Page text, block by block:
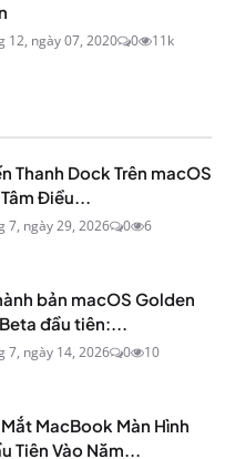
12, ngày 07, 2020 0 11k
Thanh Dock Trên macOS
Điều...
7, ngày 29, 2026 0 6
bản macOS Golden
đầu tiên:...
7, ngày 14, 2026 0 10
MacBook Màn Hình
Tiên Vào Năm...